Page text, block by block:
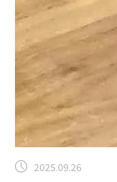
2025.09.26